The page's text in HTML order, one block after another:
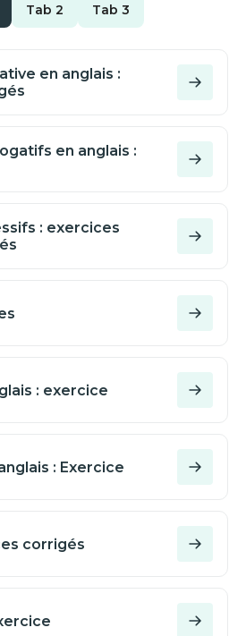
Tab 2 Tab 3
en anglais :
en anglais :
: exercices
: exercice
: Exercice
corrigés